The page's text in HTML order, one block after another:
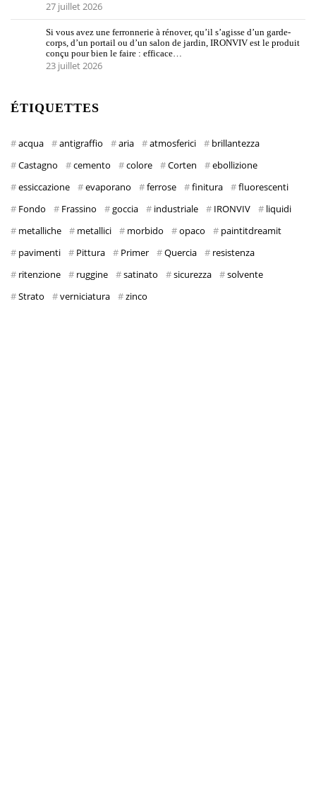
27 juillet 2026
Si vous avez une ferronnerie à rénover, qu’il s’agisse d’un garde-
corps, d’un portail ou d’un salon de jardin, IRONVIV est le produit
conçu pour bien le faire : efficace…
23 juillet 2026
ÉTIQUETTES
acqua antigraffio aria atmosferici
brillantezza
Castagno
cemento colore Corten
ebollizione
essiccazione
evaporano ferrose finitura
fluorescenti
Fondo
Frassino goccia industriale IRONVIV
liquidi
metalliche
metallici morbido opaco
paintitdreamit
pavimenti
Pittura Primer Quercia
resistenza
ritenzione
ruggine satinato sicurezza
solvente
Strato
verniciatura zinco